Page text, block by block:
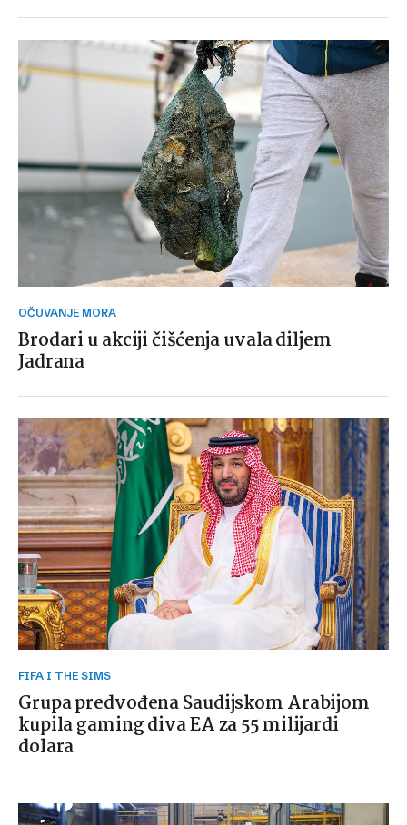
OČUVANJE MORA
Brodari u akciji čišćenja uvala diljem
Jadrana
FIFA I THE SIMS
Grupa predvođena Saudijskom Arabijom
kupila gaming diva EA za 55 milijardi
dolara